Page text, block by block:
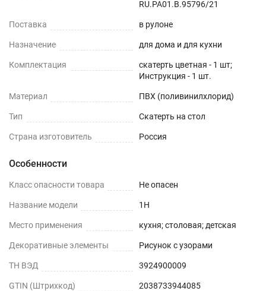
RU.РА01.В.95796/21
Поставка в рулоне
Назначение для дома и для кухни
Комплектация
скатерть цветная - 1 шт;
Инструкция - 1 шт.
Материал ПВХ (поливинилхлорид)
Тип Скатерть на стол
Страна изготовитель Россия
Особенности
Класс опасности товара Не опасен
Название модели 1H
Место применения кухня; столовая; детская
Декоративные элементы Рисунок с узорами
ТН ВЭД 3924900009
GTIN (Штрихкод) 2038733944085